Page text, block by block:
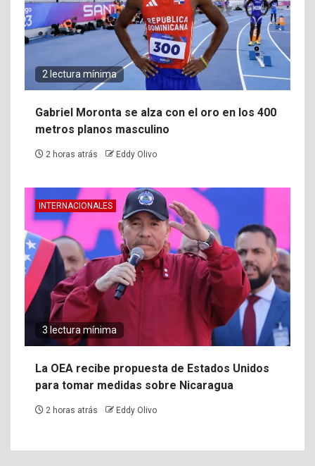
2 lectura mínima
Gabriel Moronta se alza con el oro en los 400
metros planos masculino
2 horas atrás Eddy Olivo
INTERNACIONALES
3 lectura mínima
La OEA recibe propuesta de Estados Unidos
para tomar medidas sobre Nicaragua
2 horas atrás Eddy Olivo